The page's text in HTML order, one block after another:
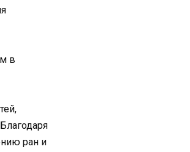
в
ран и